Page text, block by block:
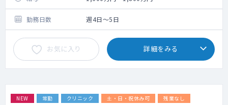
勤務日数 週4日～5日
お気に入り 詳細をみる
NEW 常勤 クリニック 土・日・祝休み可
残業なし